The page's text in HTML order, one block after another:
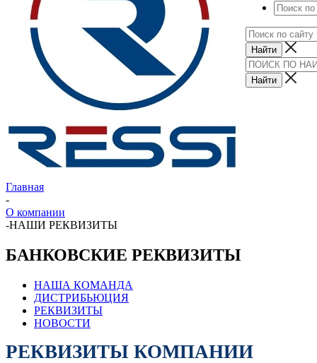
Главная
-
О компании
-НАШИ РЕКВИЗИТЫ
БАНКОВСКИЕ РЕКВИЗИТЫ
НАША КОМАНДА
ДИСТРИБЬЮЦИЯ
РЕКВИЗИТЫ
НОВОСТИ
РЕКВИЗИТЫ КОМПАНИИ